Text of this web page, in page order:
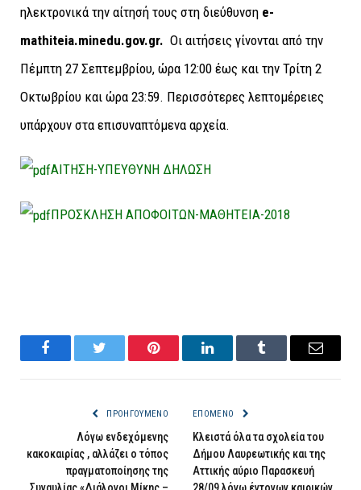
ηλεκτρονικά την αίτησή τους στη διεύθυνση e-
mathiteia.minedu.gov.gr. Οι αιτήσεις γίνονται από την
Πέμπτη 27 Σεπτεμβρίου, ώρα 12:00 έως και την Τρίτη 2
Οκτωβρίου και ώρα 23:59. Περισσότερες λεπτομέρειες
υπάρχουν στα επισυναπτόμενα αρχεία.
ΑΙΤΗΣΗ-ΥΠΕΥΘΥΝΗ ΔΗΛΩΣΗ
ΠΡΟΣΚΛΗΣΗ ΑΠΟΦΟΙΤΩΝ-ΜΑΘΗΤΕΙΑ-2018
FacebookTwitter Pinterest LinkedInTumblr Email
ΠΡΟΗΓΟΎΜΕΝΟ
Λόγω ενδεχόμενης
κακοκαιρίας , αλλάζει ο τόπος
πραγματοποίησης της
ΕΠΌΜΕΝΟ
Κλειστά όλα τα σχολεία του
Δήμου Λαυρεωτικής και της
Αττικής αύριο Παρασκευή